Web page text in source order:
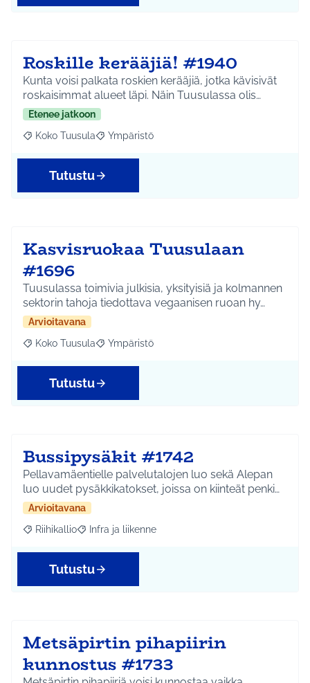
Roskille kerääjiä! #1940
Kunta voisi palkata roskien kerääjiä, jotka kävisivät
roskaisimmat alueet läpi. Näin Tuusulassa olis…
Etenee jatkoon
Rajaa tulokset aihepiirin mukaan: Koko Tuusula
Koko Tuusula Rajaa tulokset teeman mukaan: Ympäristö
Ympäristö
Tutustu
Kasvisruokaa Tuusulaan
#1696
Tuusulassa toimivia julkisia, yksityisiä ja kolmannen
sektorin tahoja tiedottava vegaanisen ruoan hy…
Arvioitavana
Rajaa tulokset aihepiirin mukaan: Koko Tuusula
Koko Tuusula Rajaa tulokset teeman mukaan: Ympäristö
Ympäristö
Tutustu
Bussipysäkit #1742
Pellavamäentielle palvelutalojen luo sekä Alepan
luo uudet pysäkkikatokset, joissa on kiinteät penki…
Arvioitavana
Rajaa tulokset aihepiirin mukaan: Riihikallio
Riihikallio Rajaa tulokset teeman mukaan: Infra ja liikenne
Infra ja liikenne
Tutustu
Metsäpirtin pihapiirin
kunnostus #1733